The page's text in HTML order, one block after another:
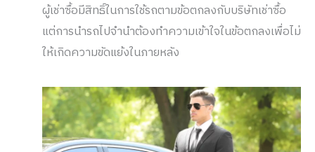
ผู้เช่าซื้อมีสิทธิ์ในการใช้รถตามข้อตกลงกับบริษัทเช่าซื้อ
แต่การนำรถไปจำนำต้องทำความเข้าใจในข้อตกลงเพื่อไม่
ให้เกิดความขัดแย้งในภายหลัง